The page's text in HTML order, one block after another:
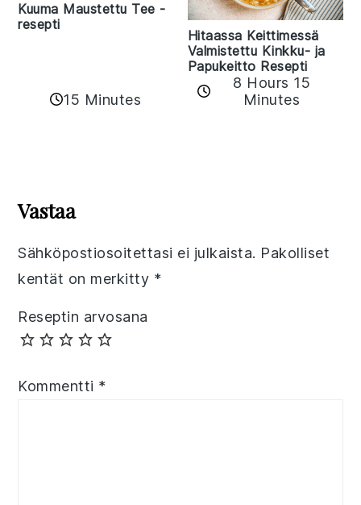
Kuuma Maustettu Tee -
resepti
15 Minutes
Hitaassa Keittimessä
Valmistettu Kinkku- ja
Papukeitto Resepti
8 Hours 15
Minutes
Interactions
Vastaa
Sähköpostiosoitettasi ei julkaista. Pakolliset
kentät on merkitty *
Reseptin arvosana
Kommentti *